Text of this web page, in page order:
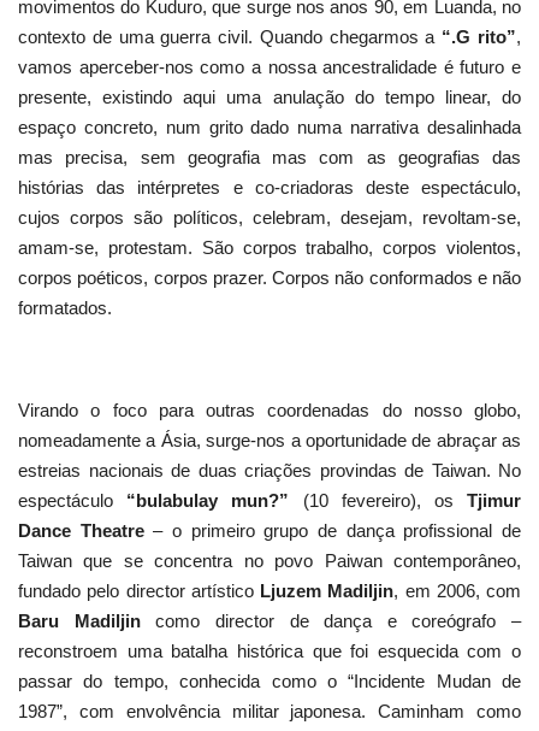
movimentos do Kuduro, que surge nos anos 90, em Luanda, no
contexto de uma guerra civil. Quando chegarmos a “.G rito”,
vamos aperceber-nos como a nossa ancestralidade é futuro e
presente, existindo aqui uma anulação do tempo linear, do
espaço concreto, num grito dado numa narrativa desalinhada
mas precisa, sem geografia mas com as geografias das
histórias das intérpretes e co-criadoras deste espectáculo,
cujos corpos são políticos, celebram, desejam, revoltam-se,
amam-se, protestam. São corpos trabalho, corpos violentos,
corpos poéticos, corpos prazer. Corpos não conformados e não
formatados.
Virando o foco para outras coordenadas do nosso globo,
nomeadamente a Ásia, surge-nos a oportunidade de abraçar as
estreias nacionais de duas criações provindas de Taiwan. No
espectáculo “bulabulay mun?” (10 fevereiro), osTjimur
Dance Theatre– o primeiro grupo de dança profissional de
Taiwan que se concentra no povo Paiwan contemporâneo,
fundado pelo director artístico Ljuzem Madiljin, em 2006, com
Baru Madiljincomo director de dança e coreógrafo –
reconstroem uma batalha histórica que foi esquecida com o
passar do tempo, conhecida como o “Incidente Mudan de
1987”, com envolvência militar japonesa. Caminham como